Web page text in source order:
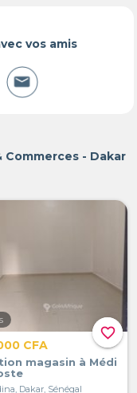
vos amis
- Dakar
favorite_border
CFA
magasin à Médi
Dakar, Sénégal